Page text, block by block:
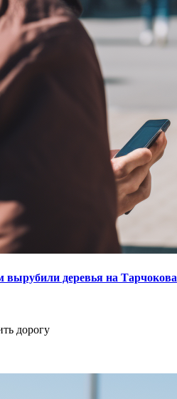
вырубили деревья на Тарчокова
дорогу